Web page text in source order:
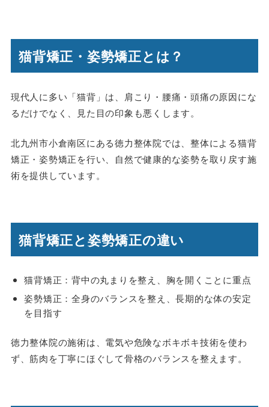
猫背矯正・姿勢矯正とは？
現代人に多い「猫背」は、肩こり・腰痛・頭痛の原因にな
るだけでなく、見た目の印象も悪くします。
北九州市小倉南区にある徳力整体院では、整体による猫背
矯正・姿勢矯正を行い、自然で健康的な姿勢を取り戻す施
術を提供しています。
猫背矯正と姿勢矯正の違い
猫背矯正：背中の丸まりを整え、胸を開くことに重点
姿勢矯正：全身のバランスを整え、長期的な体の安定
を目指す
徳力整体院の施術は、電気や危険なボキボキ技術を使わ
ず、筋肉を丁寧にほぐして骨格のバランスを整えます。